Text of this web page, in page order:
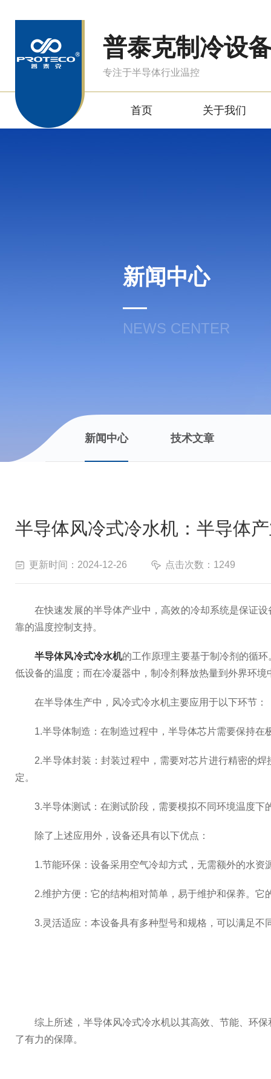
普泰克制冷设
专注于半导体行业温控
首页 关于我们
新闻中心
NEWS CENTER
新闻中心 技术文章
半导体风冷式冷水机：半导体
更新时间：2024-12-26 点击次数：1249
在快速发展的半导体产业中，高效的冷却系统是保证设
靠的温度控制支持。
半导体风冷式冷水机的工作原理主要基于制冷剂的循
低设备的温度；而在冷凝器中，制冷剂释放热量到外界环
在半导体生产中，风冷式冷水机主要应用于以下环节：
1.半导体制造：在制造过程中，半导体芯片需要保持在
2.半导体封装：封装过程中，需要对芯片进行精密的焊
定。
3.半导体测试：在测试阶段，需要模拟不同环境温度下
除了上述应用外，设备还具有以下优点：
1.节能环保：设备采用空气冷却方式，无需额外的水资
2.维护方便：它的结构相对简单，易于维护和保养。它
3.灵活适应：本设备具有多种型号和规格，可以满足不
综上所述，半导体风冷式冷水机以其高效、节能、环保
了有力的保障。